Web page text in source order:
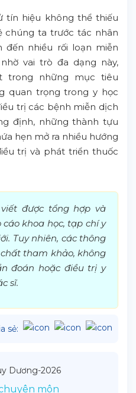
tín hiệu không thể thiếu
chúng ta trước tác nhân
đến nhiều rối loạn miễn
vai trò đa dạng này,
trong những mục tiêu
quan trọng trong y học
trị các bệnh miễn dịch
định, những thành tựu
hẹn mở ra nhiều hướng
trị và phát triển thuốc
được tổng hợp và
khoa học, tạp chí y
Tuy nhiên, các thông
tham khảo, không
đoán hoặc điều trị y
sĩ.
sẻ:
môn